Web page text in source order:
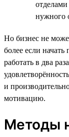
нужного
Но бизнес не
более если начать
работать в два
и
мотивацию.
Методы